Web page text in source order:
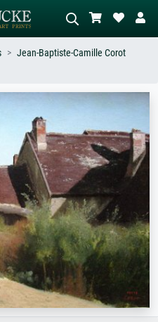
Beschreiben Sie die Szene – z.B. Grüne
Wiese, Abstrakt mit viel Rot, Dunkles
Ölgemälde, Stehender Akt neben einem
Baum.
Jean-Baptiste-Camille Corot